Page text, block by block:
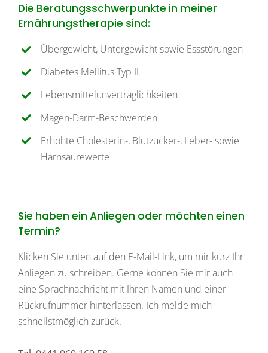
Die Beratungsschwerpunkte in meiner
Ernährungstherapie sind:
Übergewicht, Untergewicht sowie Essstörungen
Diabetes Mellitus Typ II
Lebensmittelunverträglichkeiten
Magen-Darm-Beschwerden
Erhöhte Cholesterin-, Blutzucker-, Leber- sowie
Harnsäurewerte
Sie haben ein Anliegen oder möchten einen
Termin?
Klicken Sie unten auf den E-Mail-Link, um mir kurz Ihr
Anliegen zu schreiben. Gerne können Sie mir auch
eine Sprachnachricht mit Ihren Namen und einer
Rückrufnummer hinterlassen. Ich melde mich
schnellstmöglich zurück.